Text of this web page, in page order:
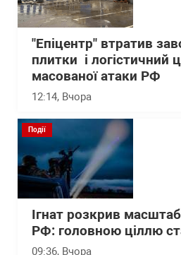
"Епіцентр" втратив
плитки і логістичний
масованої атаки РФ
12:14, Вчора
Події
Ігнат розкрив
РФ: головною ціллю
09:36, Вчора